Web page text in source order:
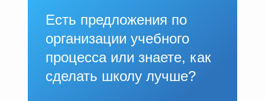
Есть предложения по
организации учебного
процесса или знаете, как
сделать школу лучше?